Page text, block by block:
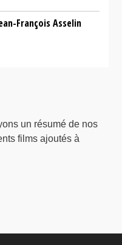
François Asselin
un résumé de nos
films ajoutés à